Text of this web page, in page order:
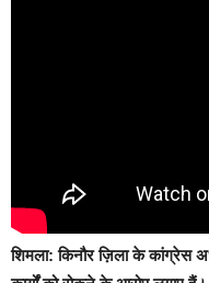
शिमला: किनौर ज़िला के कांग्रेस